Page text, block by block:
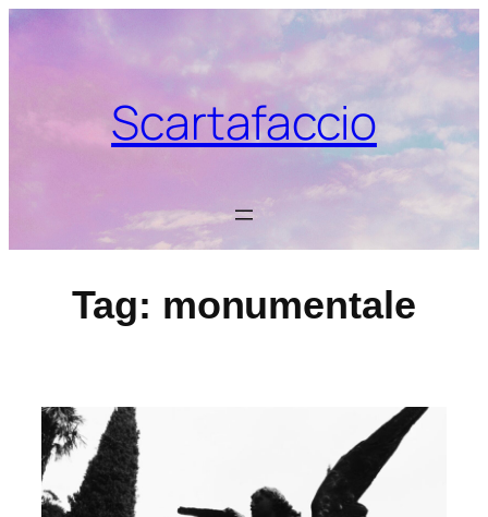
Vai
Scartafaccio
Tag: monumentale